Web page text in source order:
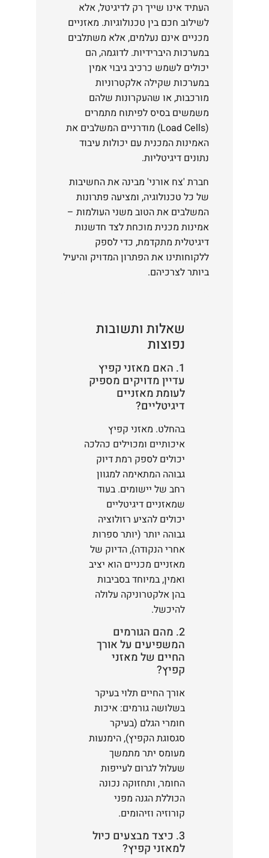
העתיד אינו שייך רק לדיגיטל, אלא
לשילוב חכם בין טכנולוגיות. מאזניים
מכניים אינם נעלמים, אלא משתלבים
במערכות היברידיות. לדוגמה, הם
יכולים לשמש כרכיב גיבוי אמין
במערכות שקילה אלקטרוניות
מורכבות, או שהעקרונות שלהם
משמשים בסיס לפיתוח מתמרים
(Load Cells) מודרניים המשלבים את
האמינות המכנית עם יכולות עיבוד
נתונים דיגיטליות.
חברת 'צח אורני' מבינה את החשיבות
של כל טכנולוגיה, ומציעה פתרונות
המשלבים את הטוב משני העולמות –
אמינות מכנית מוכחת לצד חדשנות
דיגיטלית מתקדמת, כדי לספק
ללקוחותינו את הפתרון המדויק והיעיל
ביותר לצרכיהם.
שאלות ותשובות
נפוצות
1. האם מאזני קפיץ
עדיין מדויקים מספיק
לעומת מאזניים
דיגיטליים?
בהחלט. מאזני קפיץ
איכותיים ומכוילים כהלכה
יכולים לספק רמת דיוק
גבוהה המתאימה למגוון
רחב של יישומים. בעוד
שמאזניים דיגיטליים
יכולים להציע רזולוציה
גבוהה יותר (יותר ספרות
אחרי הנקודה), הדיוק של
מאזניים מכניים הוא יציב
ואמין, במיוחד בסביבות
בהן אלקטרוניקה עלולה
להיכשל.
2. מהם הגורמים
המשפיעים על אורך
החיים של מאזני
קפיץ?
אורך החיים תלוי בעיקר
בשלושה גורמים: איכות
חומרי הגלם (בעיקר
סגסוגת הקפיץ), הימנעות
מעומס יתר מתמשך
שעלול לגרום לעייפות
החומר, ותחזוקה נכונה
הכוללת הגנה מפני
קורוזיה וזיהומים.
3. כיצד מבצעים כיול
למאזני קפיץ?